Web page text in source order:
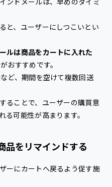
と、ユーザーにしつこいとい
ルは商品をカートに入れた
おすすめです。
ど、期間を空けて複数回送
ることで、ユーザーの購買意
可能性が高まります。
品をリマインドする
ーにカートへ戻るよう促す施